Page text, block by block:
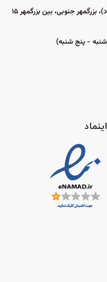
آدرس: مشهد، بلوارملک آباد(بلوارسجاد)، بزرگمهر جنوبی، بین بزرگمهر ۱۵
اینماد